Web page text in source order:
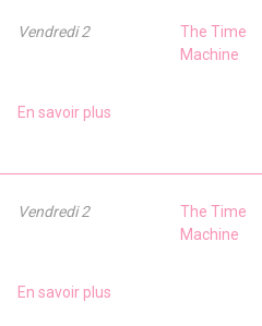
Vendredi 2
The Time
Machine
En savoir plus
Vendredi 2
The Time
Machine
En savoir plus